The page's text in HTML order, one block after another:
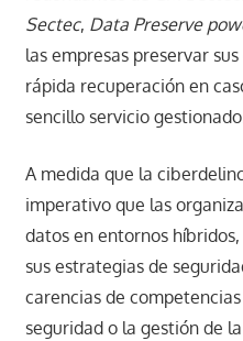
Sectec, Data Preserve
las empresas preservar
rápida recuperación en
sencillo servicio
A medida que la
imperativo que las
datos en entornos
sus estrategias de
carencias de
seguridad o la gestión de